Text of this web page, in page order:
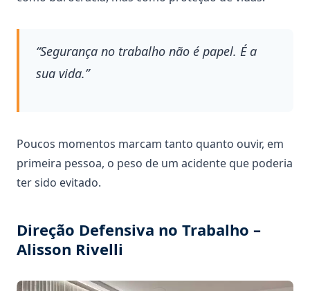
“Segurança no trabalho não é papel. É a
sua vida.”
Poucos momentos marcam tanto quanto ouvir, em
primeira pessoa, o peso de um acidente que poderia
ter sido evitado.
Direção Defensiva no Trabalho –
Alisson Rivelli